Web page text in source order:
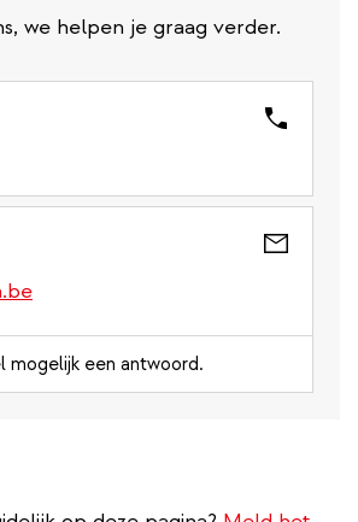
we helpen je graag verder.
mogelijk een antwoord.